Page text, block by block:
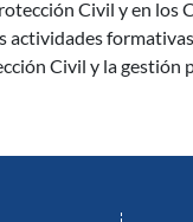
Civil y en
Civil y la gestión